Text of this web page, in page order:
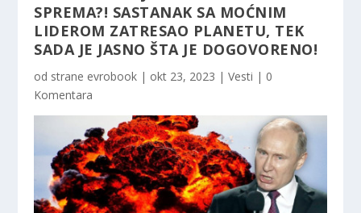
SPREMA?! SASTANAK SA MOĆNIM
LIDEROM ZATRESAO PLANETU, TEK
SADA JE JASNO ŠTA JE DOGOVORENO!
od strane evrobook | okt 23, 2023 |Vesti | 0
Komentara